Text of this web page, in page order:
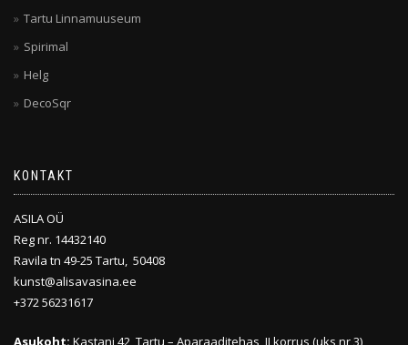
Tartu Linnamuuseum
Spirimal
Helg
DecoSqr
KONTAKT
ASILA OÜ
Reg nr. 14432140
Ravila tn 49-25 Tartu, 50408
kunst@alisavasina.ee
+372 56231617
Asukoht: Kastani 42, Tartu – Aparaaditehas, II korrus (uks nr 3)